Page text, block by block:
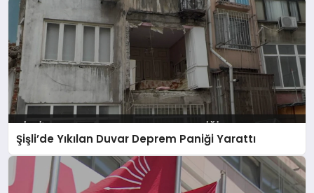
Şişli’de Yıkılan Duvar Deprem Paniği Yarattı